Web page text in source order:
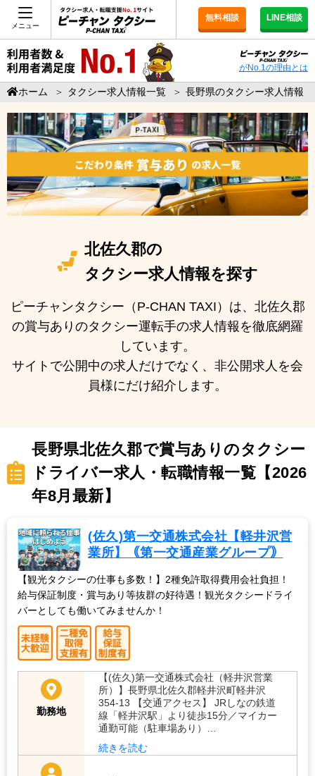
メニュー
無料相談 LINE相談
がNo.1の理由とは
ホーム ＞ タクシー求人情報一覧 ＞ 長野県のタクシー求人情報
北佐久郡の
タクシー求人情報を探す
ピーチャンタクシー（P-CHAN TAXI）は、北佐久郡
の賞与ありのタクシー運転手の求人情報を徹底網羅
しています。
サイトで公開中の求人だけでなく、非公開求人を会
員様にだけ紹介します。
長野県北佐久郡で賞与ありのタクシー
ドライバー求人・転職情報一覧【2026
年8月最新】
(佐久)第一交通株式会社【軽井沢営
業所】｟第一交通産業グループ｠
【観光タクシーの仕事も多数！】2種免許取得費用会社負担！
給与保証制度・賞与あり等抜群の好待遇！観光タクシードライ
バーとしても働いてみませんか！
勤務地
【(佐久)第一交通株式会社（軽井沢営業
所）】長野県北佐久郡軽井沢町軽井沢
354-13 【交通アクセス】 JRしなの鉄道
線「軽井沢駅」より徒歩15分／マイカー
通勤可能（駐車場あり）…
続きを読む